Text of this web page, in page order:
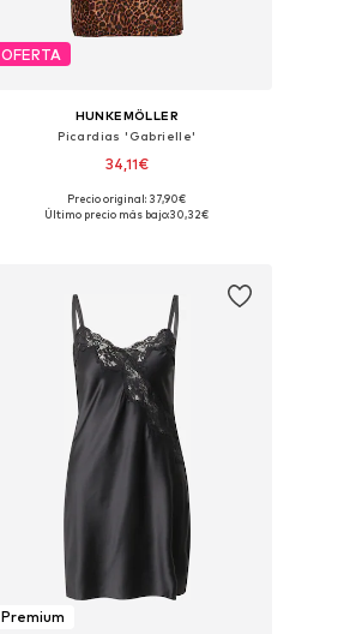
OFERTA
HUNKEMÖLLER
Picardias 'Gabrielle'
34,11€
Tallas disponibles: 36, 38, 40, 42, 44
Precio original: 37,90€
Último precio más bajo:30,32€
Premium